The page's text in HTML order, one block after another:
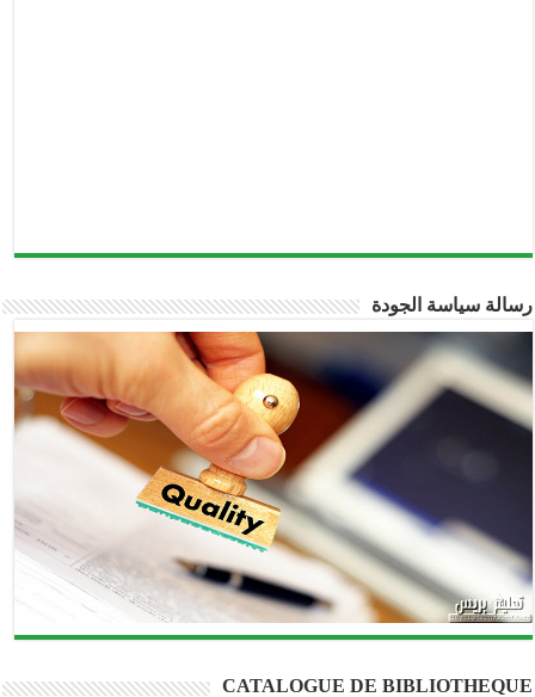
رسالة سياسة الجودة
CATALOGUE DE BIBLIOTHEQUE